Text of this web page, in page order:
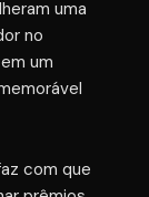
uma
no
um
com que